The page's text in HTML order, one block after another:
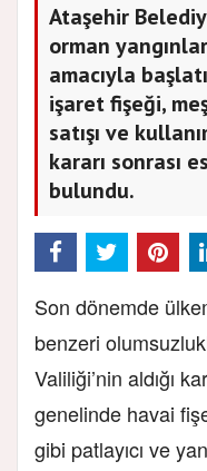
Ataşehir
orman
amacıyla
işaret fişeği,
satışı ve
kararı sonrası
bulundu.
Son dönemde
benzeri
Valiliği’nin aldığı
genelinde havai
gibi patlayıcı ve